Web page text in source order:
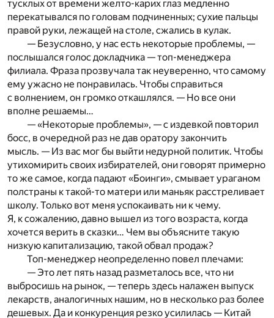
тусклых от времени желто-карих глаз медленно
перекатывался по головам подчиненных; сухие пальцы
правой руки, лежащей на столе, сжались в кулак.
— Безусловно, у нас есть некоторые проблемы, —
послышался голос докладчика — топ-менеджера
филиала. Фраза прозвучала так неуверенно, что самому
ему ужасно не понравилась. Чтобы справиться
с волнением, он громко откашлялся. — Но все они
вполне решаемы…
— «Некоторые проблемы», — с издевкой повторил
босс, в очередной раз не дав оратору закончить
мысль. — Из вас мог бы выйти недурной политик. Чтобы
утихомирить своих избирателей, они говорят примерно
то же самое, когда падают «Боинги», смывает ураганом
полстраны к такой-то матери или маньяк расстреливает
школу. Только вот меня успокаивать ни к чему.
Я, к сожалению, давно вышел из того возраста, когда
хочется верить в сказки… Чем вы объясните такую
низкую капитализацию, такой обвал продаж?
Топ-менеджер неопределенно повел плечами:
— Это лет пять назад разметалось все, что ни
выбросишь на рынок, — теперь здесь налажен выпуск
лекарств, аналогичных нашим, но в несколько раз более
дешевых. Да и конкуренция резко усилилась — Китай